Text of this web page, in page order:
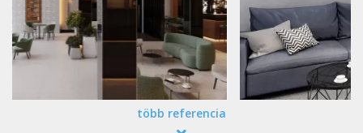
több referencia